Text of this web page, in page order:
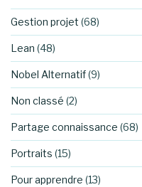
Gestion projet (68)
Lean (48)
Nobel Alternatif(9)
Non classé (2)
Partage connaissance (68)
Portraits (15)
Pour apprendre (13)